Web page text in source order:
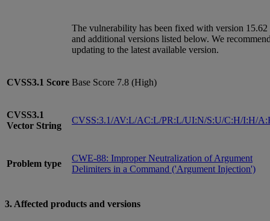
The vulnerability has been fixed with version 15.62
and additional versions listed below. We
updating to the latest available version.
CVSS3.1 Score Base Score 7.8 (High)
CVSS3.1
Vector String
CVSS:3.1/AV:L/AC:L/PR:L/UI:N/S:U/C:H/I:H/
Problem type
CWE-88: Improper Neutralization of Argument
Delimiters in a Command ('Argument Injection')
3. Affected products and versions